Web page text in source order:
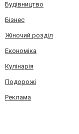
Будівництво
Бізнес
Жіночий розділ
Економіка
Кулінарія
Подорожі
Реклама